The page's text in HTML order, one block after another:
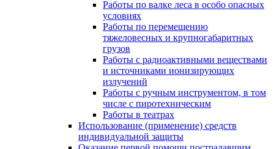
Работы по валке леса в особо опасных
условиях
Работы по перемещению
тяжеловесных и крупногабаритных
грузов
Работы с радиоактивными веществами
и источниками ионизирующих
излучений
Работы с ручным инструментом, в том
числе с пиротехническим
Работы в театрах
Использование (применение) средств
индивидуальной защиты